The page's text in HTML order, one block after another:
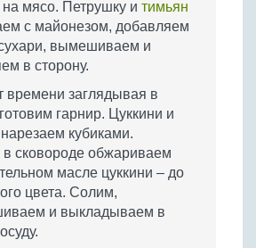
мясо. Петрушку и тимьян
с майонезом, добавляем
вымешиваем и
в сторону.
времени заглядывая в
гарнир. Цуккини и
кубиками.
сковороде обжариваем
масле цуккини – до
цвета. Солим,
и выкладываем в